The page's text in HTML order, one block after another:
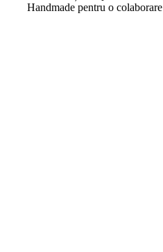
Handmade pentru o colaborare